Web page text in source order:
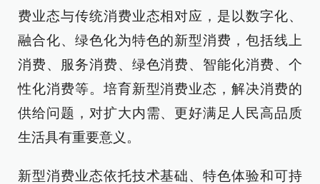
费业态与传统消费业态相对应，是以数字化、
融合化、绿色化为特色的新型消费，包括线上
消费、服务消费、绿色消费、智能化消费、个
性化消费等。培育新型消费业态，解决消费的
供给问题，对扩大内需、更好满足人民高品质
生活具有重要意义。
新型消费业态依托技术基础、特色体验和可持